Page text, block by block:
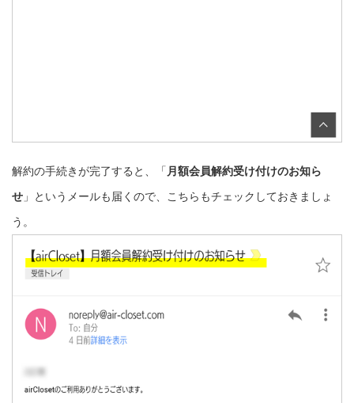
解約の手続きが完了すると、「 月額会員解約受け付けのお知ら
せ 」というメールも届くので、こちらもチェックしておきましょ
う。